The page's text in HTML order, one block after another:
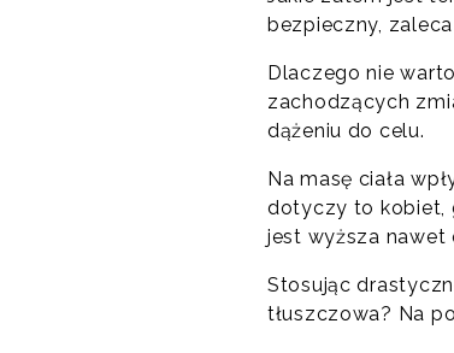
bezpieczny,
Dlaczego nie
zachodzących
dążeniu do celu.
Na masę ciała
dotyczy to kobiet,
jest wyższa nawet
Stosując
tłuszczowa? Na